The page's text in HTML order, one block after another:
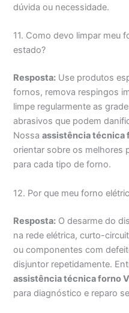
dúvida ou necessidade.
11. Como devo limpar meu
estado?
Resposta: Use produtos
fornos, remova respingos
limpe regularmente as
abrasivos que podem
Nossaassistência técnica
orientar sobre os melhores
para cada tipo de forno.
12. Por que meu forno
Resposta: O desarme do
na rede elétrica, curto-
ou componentes com
disjuntor repetidamente.
assistência técnica forno
para diagnóstico e reparo